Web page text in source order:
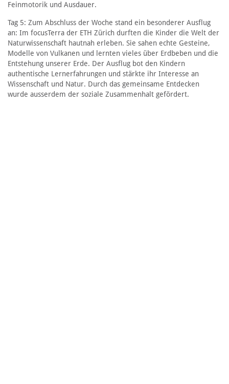
Feinmotorik und Ausdauer.
Tag 5: Zum Abschluss der Woche stand ein besonderer Ausflug
an: Im focusTerra der ETH Zürich durften die Kinder die Welt der
Naturwissenschaft hautnah erleben. Sie sahen echte Gesteine,
Modelle von Vulkanen und lernten vieles über Erdbeben und die
Entstehung unserer Erde. Der Ausflug bot den Kindern
authentische Lernerfahrungen und stärkte ihr Interesse an
Wissenschaft und Natur. Durch das gemeinsame Entdecken
wurde ausserdem der soziale Zusammenhalt gefördert.